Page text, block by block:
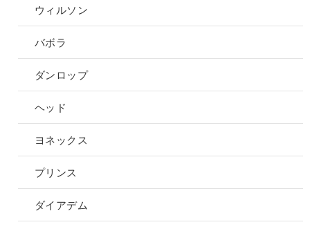
ウィルソン
バボラ
ダンロップ
ヘッド
ヨネックス
プリンス
ダイアデム